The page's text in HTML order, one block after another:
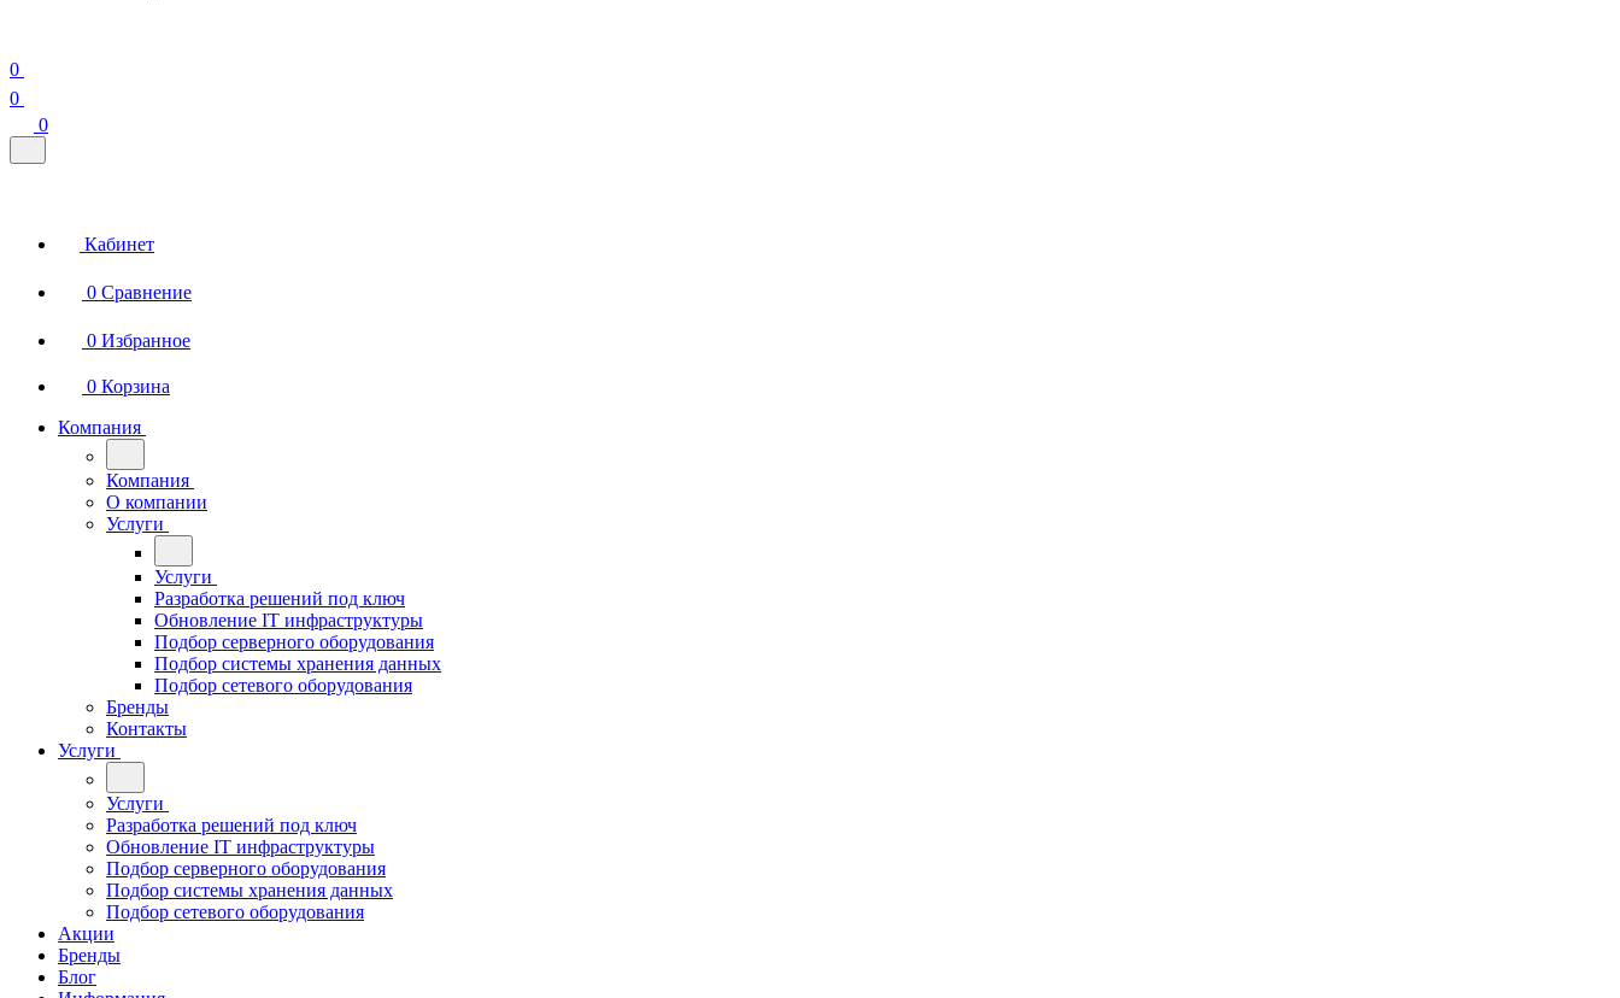
0
0
0
Кабинет
0 Сравнение
0 Избранное
0 Корзина
Компания
Компания
О компании
Услуги
Услуги
Разработка решений под ключ
Обновление IT инфраструктуры
Подбор серверного оборудования
Подбор системы хранения данных
Подбор сетевого оборудования
Бренды
Контакты
Услуги
Услуги
Разработка решений под ключ
Обновление IT инфраструктуры
Подбор серверного оборудования
Подбор системы хранения данных
Подбор сетевого оборудования
Акции
Бренды
Блог